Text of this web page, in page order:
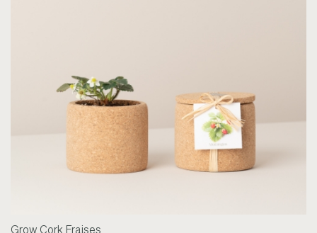
Grow Cork Fraises